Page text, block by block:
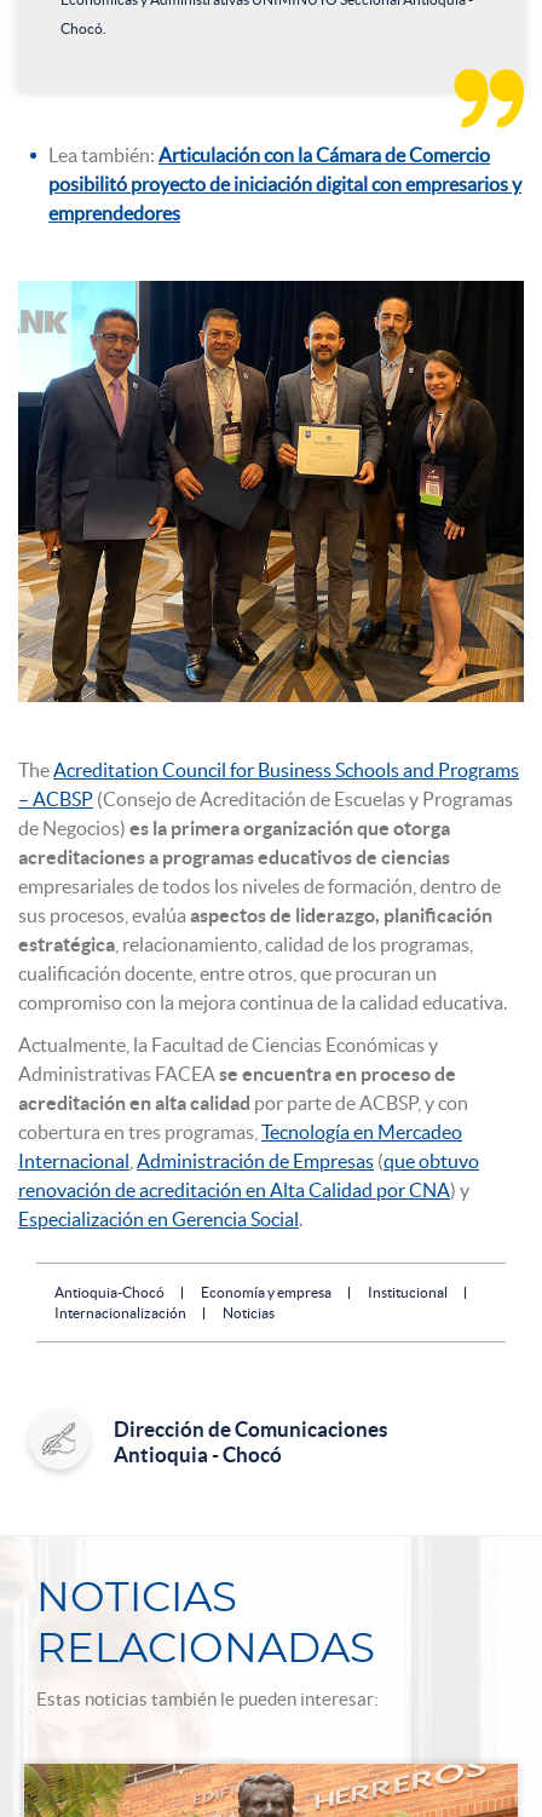
Chocó.

Lea también: Articulación con la Cámara de Comercio
posibilitó proyecto de iniciación digital con empresarios y
emprendedores
TheAcreditation Council for Business Schools and Programs
– ACBSP (Consejo de Acreditación de Escuelas y Programas
de Negocios) es la primera organización que otorga
acreditaciones a programas educativos de ciencias
empresariales de todos los niveles de formación, dentro de
sus procesos, evalúa aspectos de liderazgo, planificación
estratégica , relacionamiento, calidad de los programas,
cualificación docente, entre otros, que procuran un
compromiso con la mejora continua de la calidad educativa.
Actualmente, la Facultad de Ciencias Económicas y
Administrativas FACEAse encuentra en proceso de
acreditación en alta calidad por parte de ACBSP, y con
cobertura en tres programas, Tecnología en Mercadeo
Internacional Administración de Empresas (que obtuvo
renovación de acreditación en Alta Calidad por CNA) y
Especialización en Gerencia Social.
Antioquia-Chocó Economía y empresa
Institucional
Internacionalización
Noticias
Dirección de Comunicaciones
Antioquia - Chocó
NOTICIAS
RELACIONADAS
Estas noticias también le pueden interesar: